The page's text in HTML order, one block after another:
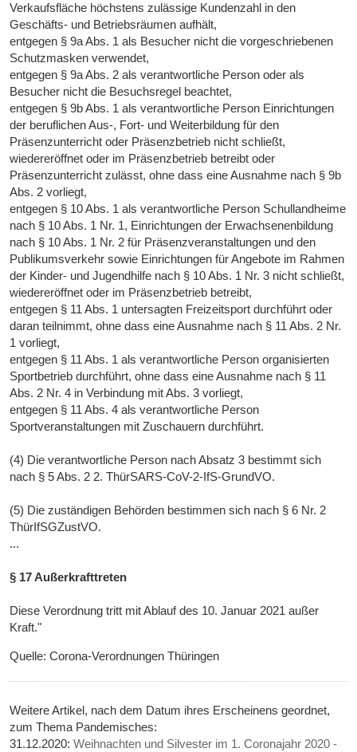
Verkaufsfläche höchstens zulässige Kundenzahl in den
Geschäfts- und Betriebsräumen aufhält,
entgegen § 9a Abs. 1 als Besucher nicht die vorgeschriebenen
Schutzmasken verwendet,
entgegen § 9a Abs. 2 als verantwortliche Person oder als
Besucher nicht die Besuchsregel beachtet,
entgegen § 9b Abs. 1 als verantwortliche Person Einrichtungen
der beruflichen Aus-, Fort- und Weiterbildung für den
Präsenzunterricht oder Präsenzbetrieb nicht schließt,
wiedereröffnet oder im Präsenzbetrieb betreibt oder
Präsenzunterricht zulässt, ohne dass eine Ausnahme nach § 9b
Abs. 2 vorliegt,
entgegen § 10 Abs. 1 als verantwortliche Person Schullandheime
nach § 10 Abs. 1 Nr. 1, Einrichtungen der Erwachsenenbildung
nach § 10 Abs. 1 Nr. 2 für Präsenzveranstaltungen und den
Publikumsverkehr sowie Einrichtungen für Angebote im Rahmen
der Kinder- und Jugendhilfe nach § 10 Abs. 1 Nr. 3 nicht schließt,
wiedereröffnet oder im Präsenzbetrieb betreibt,
entgegen § 11 Abs. 1 untersagten Freizeitsport durchführt oder
daran teilnimmt, ohne dass eine Ausnahme nach § 11 Abs. 2 Nr.
1 vorliegt,
entgegen § 11 Abs. 1 als verantwortliche Person organisierten
Sportbetrieb durchführt, ohne dass eine Ausnahme nach § 11
Abs. 2 Nr. 4 in Verbindung mit Abs. 3 vorliegt,
entgegen § 11 Abs. 4 als verantwortliche Person
Sportveranstaltungen mit Zuschauern durchführt.
(4) Die verantwortliche Person nach Absatz 3 bestimmt sich
nach § 5 Abs. 2 2. ThürSARS-CoV-2-IfS-GrundVO.
(5) Die zuständigen Behörden bestimmen sich nach § 6 Nr. 2
ThürIfSGZustVO.
...
§ 17 Außerkrafttreten
Diese Verordnung tritt mit Ablauf des 10. Januar 2021 außer
Kraft."
Quelle: Corona-Verordnungen Thüringen
Weitere Artikel, nach dem Datum ihres Erscheinens geordnet,
zum Thema Pandemisches:
31.12.2020:Weihnachten und Silvester im 1. Coronajahr 2020 -